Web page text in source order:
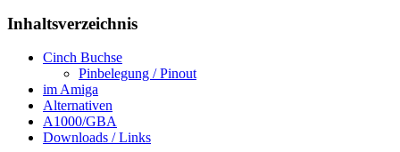
Inhaltsverzeichnis
Cinch Buchse
Pinbelegung / Pinout
im Amiga
Alternativen
A1000/GBA
Downloads / Links